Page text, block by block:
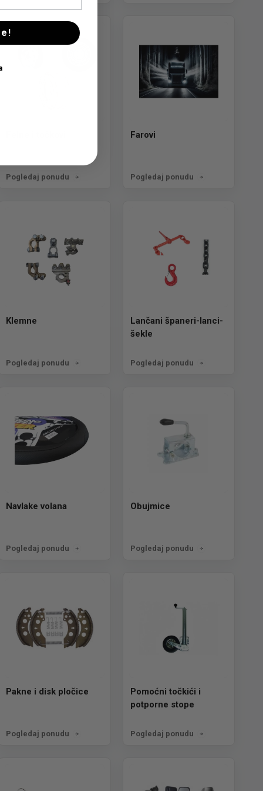
Pogledaj ponudu
Farovi
Pogledaj ponudu
Klemne
Pogledaj ponudu
Lančani španeri-lanci-
šekle
Pogledaj ponudu
Navlake volana
Pogledaj ponudu
Obujmice
Pogledaj ponudu
Pakne i disk pločice
Pogledaj ponudu
Pomoćni točkići i
potporne stope
Pogledaj ponudu